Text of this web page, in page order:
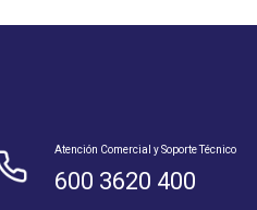
Atención Comercial y Soporte Técnico
600 3620 400